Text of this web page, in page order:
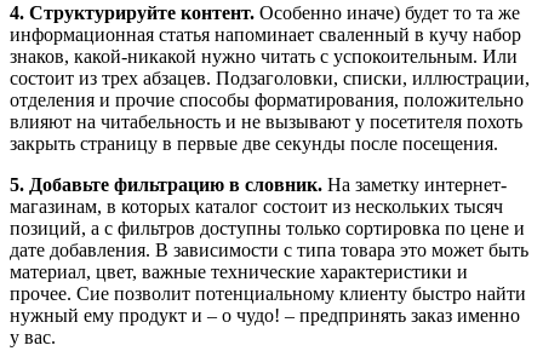
4. Структурируйте контент. Особенно иначе) будет то та же
информационная статья напоминает сваленный в кучу набор
знаков, какой-никакой нужно читать с успокоительным. Или
состоит из трех абзацев. Подзаголовки, списки, иллюстрации,
отделения и прочие способы форматирования, положительно
влияют на читабельность и не вызывают у посетителя похоть
закрыть страницу в первые две секунды после посещения.
5. Добавьте фильтрацию в словник. На заметку интернет-
магазинам, в которых каталог состоит из нескольких тысяч
позиций, а с фильтров доступны только сортировка по цене и
дате добавления. В зависимости с типа товара это может быть
материал, цвет, важные технические характеристики и
прочее. Сие позволит потенциальному клиенту быстро найти
нужный ему продукт и – о чудо! – предпринять заказ именно
у вас.